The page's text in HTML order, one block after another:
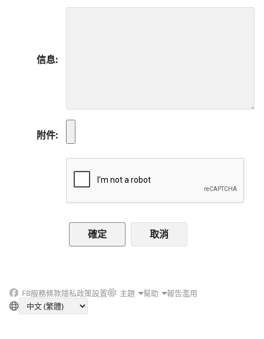
信息
附件
取消
FB服務條款隱私政策設置 主題 幫助 報告濫用